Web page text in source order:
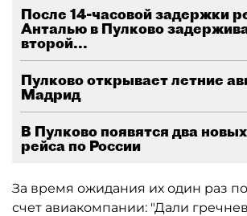
После 14-часовой задержки
Анталью в Пулково
второй...
Пулково открывает летние
Мадрид
В Пулково появятся два
рейса по России
За время ожидания их один раз
счет авиакомпании: "Дали